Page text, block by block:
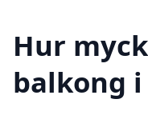
Hur
balkong i